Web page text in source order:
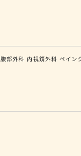
腹部外科 内視鏡外科 ペイン